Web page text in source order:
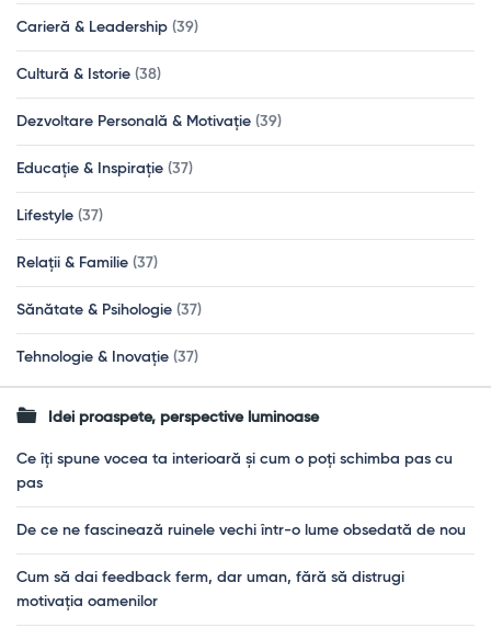
Carieră & Leadership (39)
Cultură & Istorie (38)
Dezvoltare Personală & Motivație (39)
Educație & Inspirație (37)
Lifestyle (37)
Relații & Familie (37)
Sănătate & Psihologie (37)
Tehnologie & Inovație (37)
Idei proaspete, perspective luminoase
Ce îți spune vocea ta interioară și cum o poți schimba pas cu
pas
De ce ne fascinează ruinele vechi într-o lume obsedată de nou
Cum să dai feedback ferm, dar uman, fără să distrugi
motivația oamenilor